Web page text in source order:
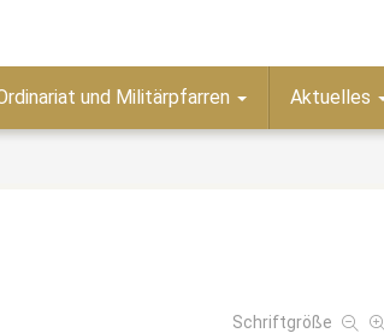
und Militärpfarren Aktuelles
Schriftgröße